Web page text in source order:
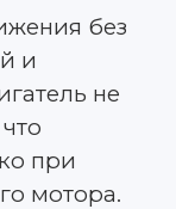
без
и
не
при
мотора.